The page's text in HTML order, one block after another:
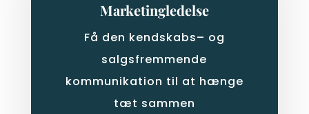
Marketingledelse
Få den kendskabs– og
salgsfremmende
kommunikation til at hænge
tæt sammen